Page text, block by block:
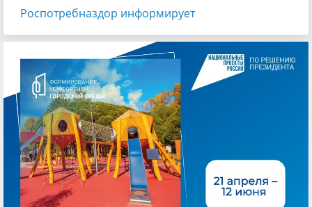
Роспотребназдор информирует